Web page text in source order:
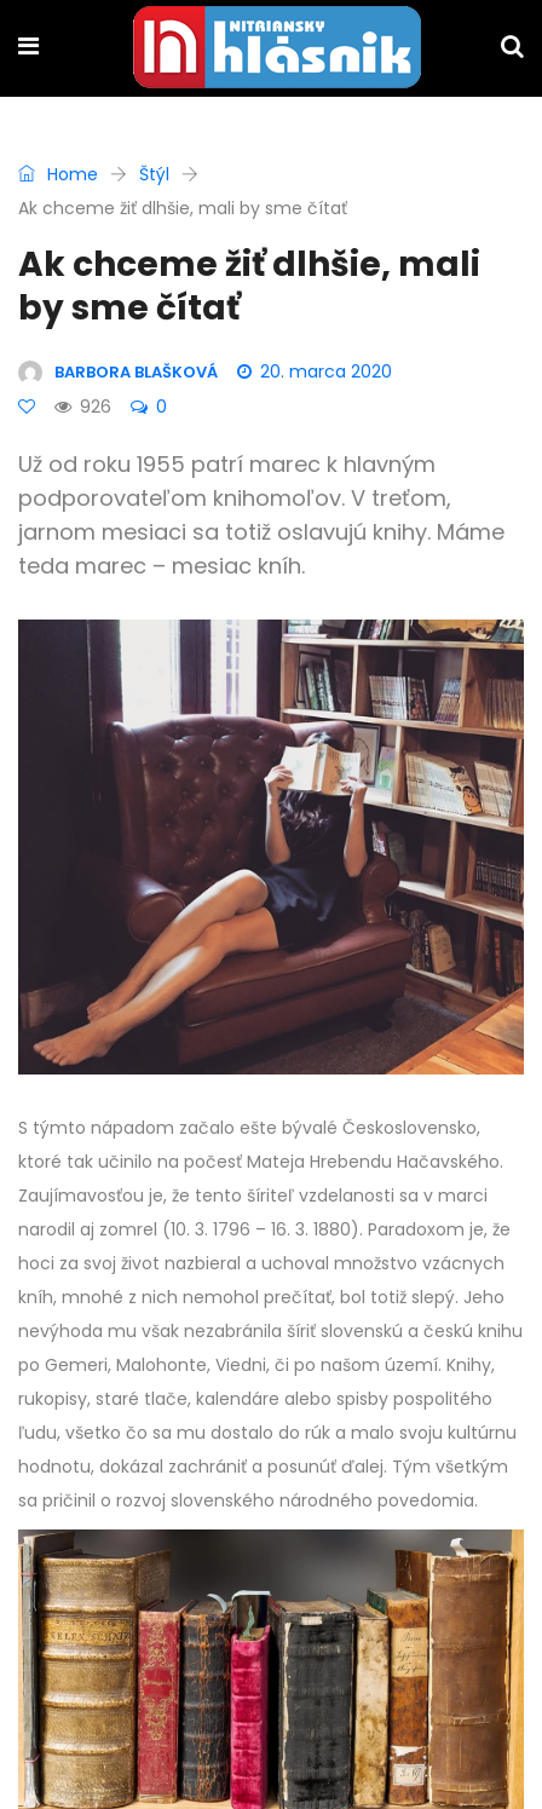
Home
Štýl
Ak chceme žiť dlhšie, mali by sme čítať
Ak chceme žiť dlhšie, mali
by sme čítať
BARBORA BLAŠKOVÁ
20. marca 2020
926
0
Už od roku 1955 patrí marec k hlavným
podporovateľom knihomoľov. V treťom,
jarnom mesiaci sa totiž oslavujú knihy. Máme
teda marec – mesiac kníh.
S týmto nápadom začalo ešte bývalé Československo,
ktoré tak učinilo na počesť Mateja Hrebendu Hačavského.
Zaujímavosťou je, že tento šíriteľ vzdelanosti sa v marci
narodil aj zomrel (10. 3. 1796 – 16. 3. 1880). Paradoxom je, že
hoci za svoj život nazbieral a uchoval množstvo vzácnych
kníh, mnohé z nich nemohol prečítať, bol totiž slepý. Jeho
nevýhoda mu však nezabránila šíriť slovenskú a českú knihu
po Gemeri, Malohonte, Viedni, či po našom území. Knihy,
rukopisy, staré tlače, kalendáre alebo spisby pospolitého
ľudu, všetko čo sa mu dostalo do rúk a malo svoju kultúrnu
hodnotu, dokázal zachrániť a posunúť ďalej. Tým všetkým
sa pričinil o rozvoj slovenského národného povedomia.